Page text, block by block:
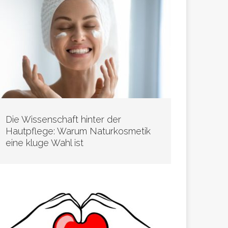
Die Wissenschaft hinter der
Hautpflege: Warum Naturkosmetik
eine kluge Wahl ist